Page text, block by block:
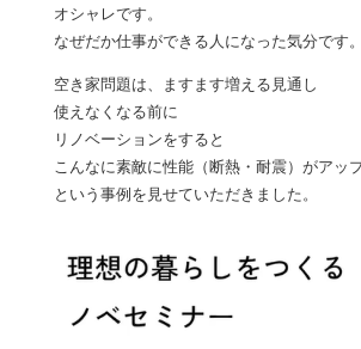
オシャレです。
なぜだか仕事ができる人になった気分です。
空き家問題は、ますます増える見通し
使えなくなる前に
リノベーションをすると
こんなに素敵に性能（断熱・耐震）がアッ
という事例を見せていただきました。